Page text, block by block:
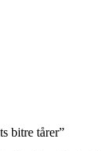
bitre tårer”